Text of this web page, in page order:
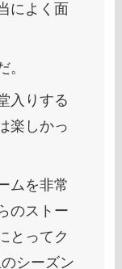
によく面
。
入りする
楽しかっ
ムを非常
のストー
とってク
シーズン